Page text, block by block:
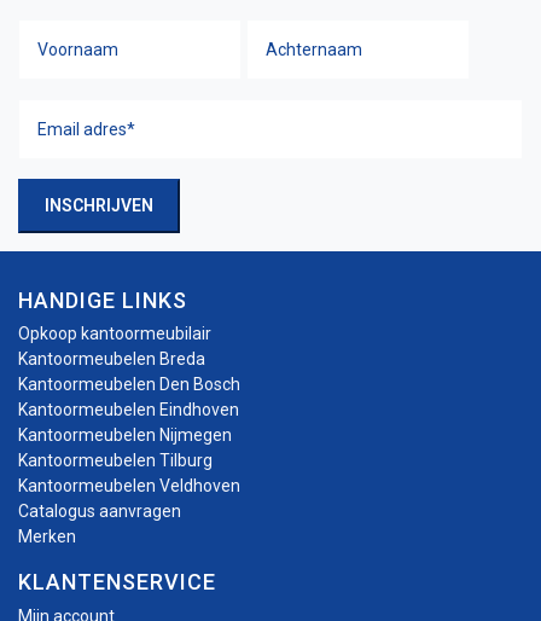
Naam
adres(Vereist)
INSCHRIJVEN
HANDIGE LINKS
Opkoop kantoormeubilair
Kantoormeubelen Breda
Kantoormeubelen Den Bosch
Kantoormeubelen Eindhoven
Kantoormeubelen Nijmegen
Kantoormeubelen Tilburg
Kantoormeubelen Veldhoven
Catalogus aanvragen
Merken
KLANTENSERVICE
Mijn account